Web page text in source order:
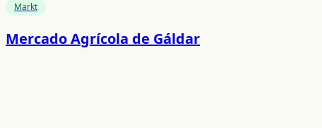
Markt
Mercado Agrícola de Gáldar